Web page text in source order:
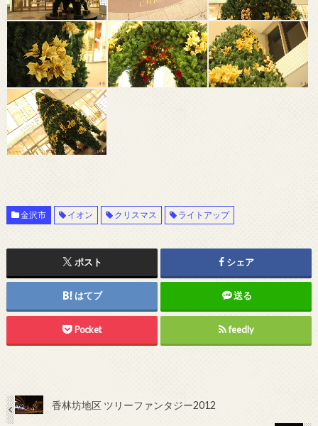
金沢市 イオン クリスマス ライトアップ
ポスト シェア
はてブ 送る
Pocket feedly
香林坊地区 ツリーファンタジー2012